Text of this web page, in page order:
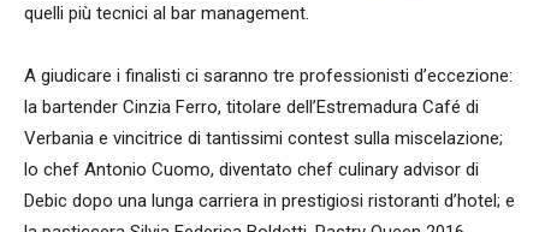
quelli più tecnici al bar management.
A giudicare i finalisti ci saranno tre professionisti d’eccezione:
la bartender Cinzia Ferro, titolare dell’Estremadura Café di
Verbania e vincitrice di tantissimi contest sulla miscelazione;
lo chef Antonio Cuomo, diventato chef culinary advisor di
Debic dopo una lunga carriera in prestigiosi ristoranti d’hotel; e